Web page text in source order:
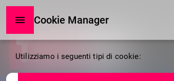
Cookie Manager
Cookie
Manager
Utilizziamo i seguenti tipi di cookie: